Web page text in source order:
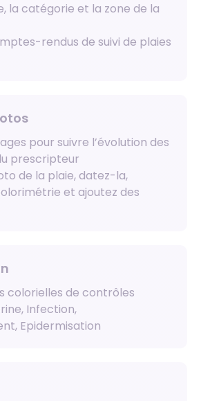
la catégorie et la zone de la
rendus de suivi de plaies
pour suivre l’évolution des
prescripteur
de la plaie, datez-la,
et ajoutez des
colorielles de contrôles
Infection,
Epidermisation